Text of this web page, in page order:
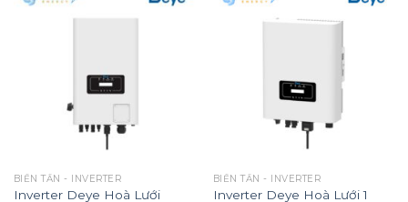
BIẾN TẦN - INVERTER
Inverter Deye Hoà Lưới
BIẾN TẦN - INVERTER
Inverter Deye Hoà Lưới 1